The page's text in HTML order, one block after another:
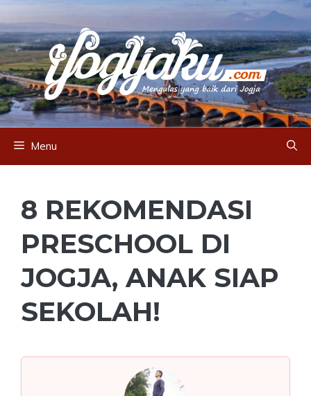
to
content
Menu
8 REKOMENDASI
PRESCHOOL DI
JOGJA, ANAK SIAP
SEKOLAH!